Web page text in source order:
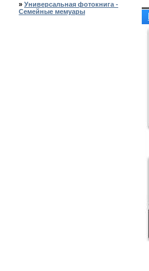
» Универсальная фотокнига -
Семейные мемуары